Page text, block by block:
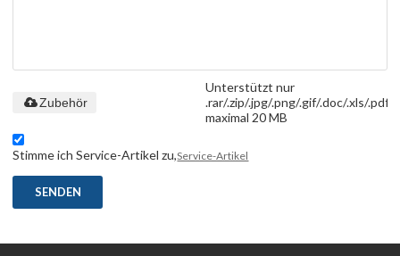
Unterstützt nur
.rar/.zip/.jpg/.png/.gif/.doc/.xls/.pdf,
maximal 20 MB
Zubehör
Stimme ich Service-Artikel zu,Service-Artikel
SENDEN